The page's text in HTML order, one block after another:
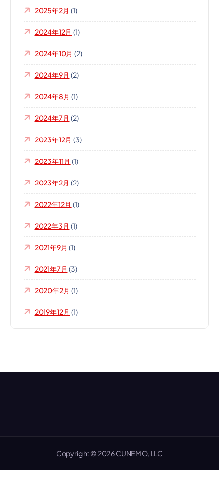
2025年2月 (1)
2024年12月 (1)
2024年10月 (2)
2024年9月 (2)
2024年8月 (1)
2024年7月 (2)
2023年12月 (3)
2023年11月 (1)
2023年2月 (2)
2022年12月 (1)
2022年3月 (1)
2021年9月 (1)
2021年7月 (3)
2020年2月 (1)
2019年12月 (1)
Copyright © 2026 CUNEMO, LLC